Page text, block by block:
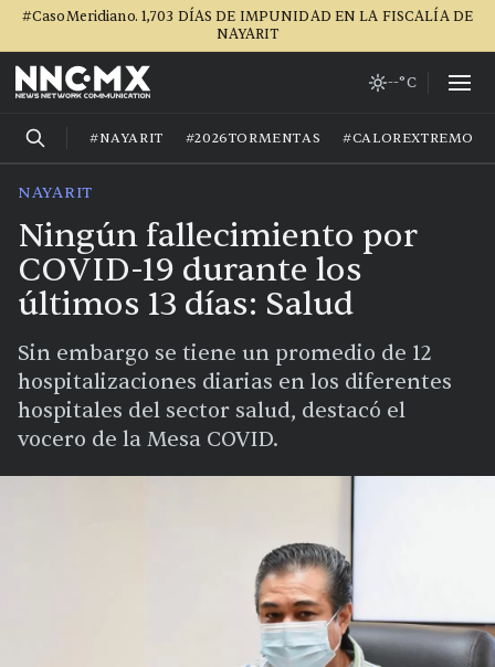
#CasoMeridiano. 1,703 DÍAS DE IMPUNIDAD EN LA FISCALÍA DE
NAYARIT
--°C
#NAYARIT #2026TORMENTAS #CALOREXTREMO
NAYARIT
Ningún fallecimiento por
COVID-19 durante los
últimos 13 días: Salud
Sin embargo se tiene un promedio de 12
hospitalizaciones diarias en los diferentes
hospitales del sector salud, destacó el
vocero de la Mesa COVID.